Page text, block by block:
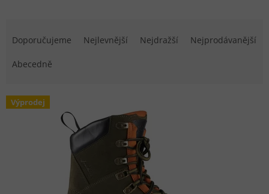
Doporučujeme Nejlevnější Nejdražší Nejprodávanější
Abecedně
Výpis produktů
Výprodej